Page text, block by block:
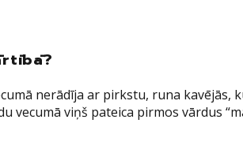
nerādīja ar pirkstu, runa
viņš pateica pirmos vārdus